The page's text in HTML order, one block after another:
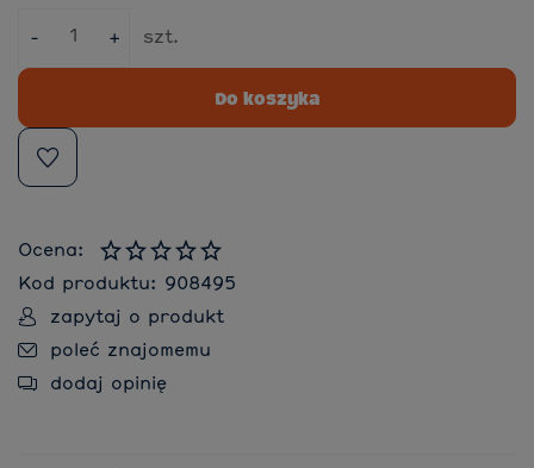
- + szt.
Do koszyka
Ocena:
Kod produktu:
908495
zapytaj o produkt
poleć znajomemu
dodaj opinię